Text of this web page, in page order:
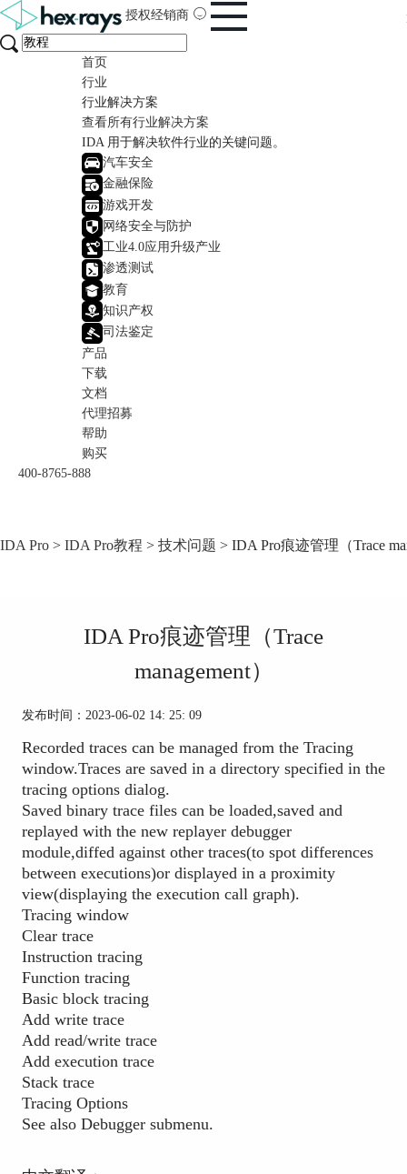
授权经销商
首页
行业
行业解决方案
查看所有行业解决方案
IDA 用于解决软件行业的关键问题。
汽车安全
金融保险
游戏开发
网络安全与防护
工业4.0应用升级产业
渗透测试
教育
知识产权
司法鉴定
产品
下载
文档
代理招募
帮助
购买
400-8765-888
IDA Pro > IDA Pro教程 > 技术问题 > IDA Pro痕迹管理（Trace
IDA Pro痕迹管理（Trace
management）
发布时间：2023-06-02 14: 25: 09
Recorded traces can be managed from the Tracing
window.Traces are saved in a directory specified in the
tracing options dialog.
Saved binary trace files can be loaded,saved and
replayed with the new replayer debugger
module,diffed against other traces(to spot differences
between executions)or displayed in a proximity
view(displaying the execution call graph).
Tracing window
Clear trace
Instruction tracing
Function tracing
Basic block tracing
Add write trace
Add read/write trace
Add execution trace
Stack trace
Tracing Options
See also Debugger submenu.